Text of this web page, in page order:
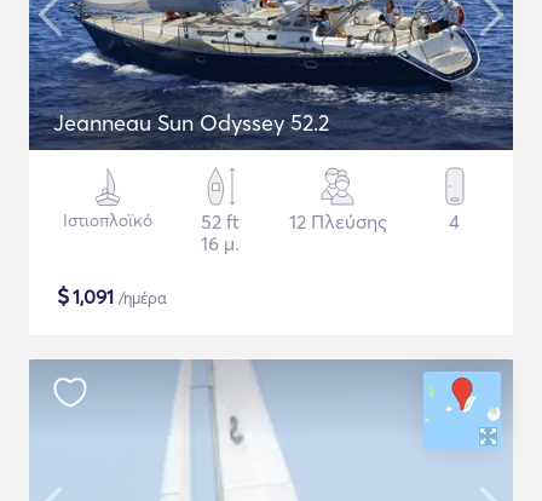
Jeanneau Sun Odyssey 52.2
Ιστιοπλοϊκό
52 ft
16 μ.
12 Πλεύσης 4
$1,091 /ημέρα